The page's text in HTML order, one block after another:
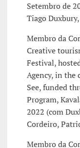
Setembro de
Tiago
Membro da
Creative
Festival,
Agency, in the
See, funded
Program,
2022 (com
Cordeiro,
Membro da